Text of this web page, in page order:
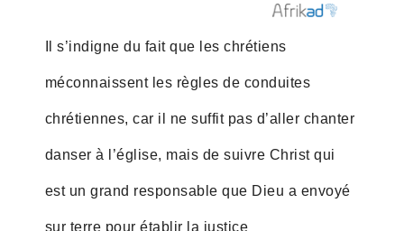
Il s’indigne du fait que les chrétiens
méconnaissent les règles de conduites
chrétiennes, car il ne suffit pas d’aller chanter
danser à l’église, mais de suivre Christ qui
est un grand responsable que Dieu a envoyé
sur terre pour établir la justice